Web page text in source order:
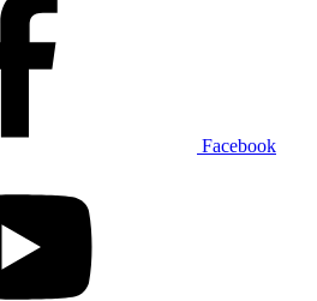
Facebook